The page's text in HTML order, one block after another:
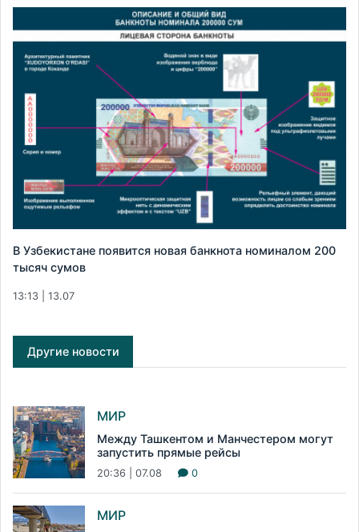
В Узбекистане появится новая банкнота номиналом 200
тысяч сумов
13:13 | 13.07
Другие новости
МИР
Между Ташкентом и Манчестером могут
запустить прямые рейсы
20:36 | 07.08 0
МИР